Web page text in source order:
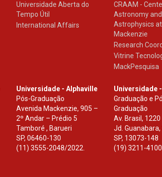
Universidade Aberta do
Tempo Útil
International Affairs
CRAAM -
Astronomy and
Astrophysics at
Mackenzie
Research
Vitrine
MackPesquisa
Universidade - Alphaville
Pós-Graduação
Avenida Mackenzie, 905 –
2º Andar – Prédio 5
Tamboré , Barueri
SP, 06460-130
(11) 3555-2048/2022.
Universidade
Graduação e
Graduação
Av. Brasil, 1220
Jd.
SP, 13073-148
(19) 3211-4100